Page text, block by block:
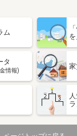
ム
タ
情報)